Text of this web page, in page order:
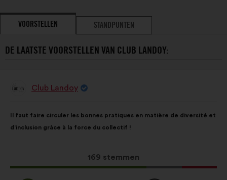
VOORSTELLEN STANDPUNTEN
DE LAATSTE VOORSTELLEN VAN CLUB LANDOY:
VoorstelClub Landoy
van
het
Il faut faire circuler les bonnes pratiques en matière de diversité et
d’inclusion grâce à la force du collectif !
Dit
voorstel
169 stemmen
de
volgende